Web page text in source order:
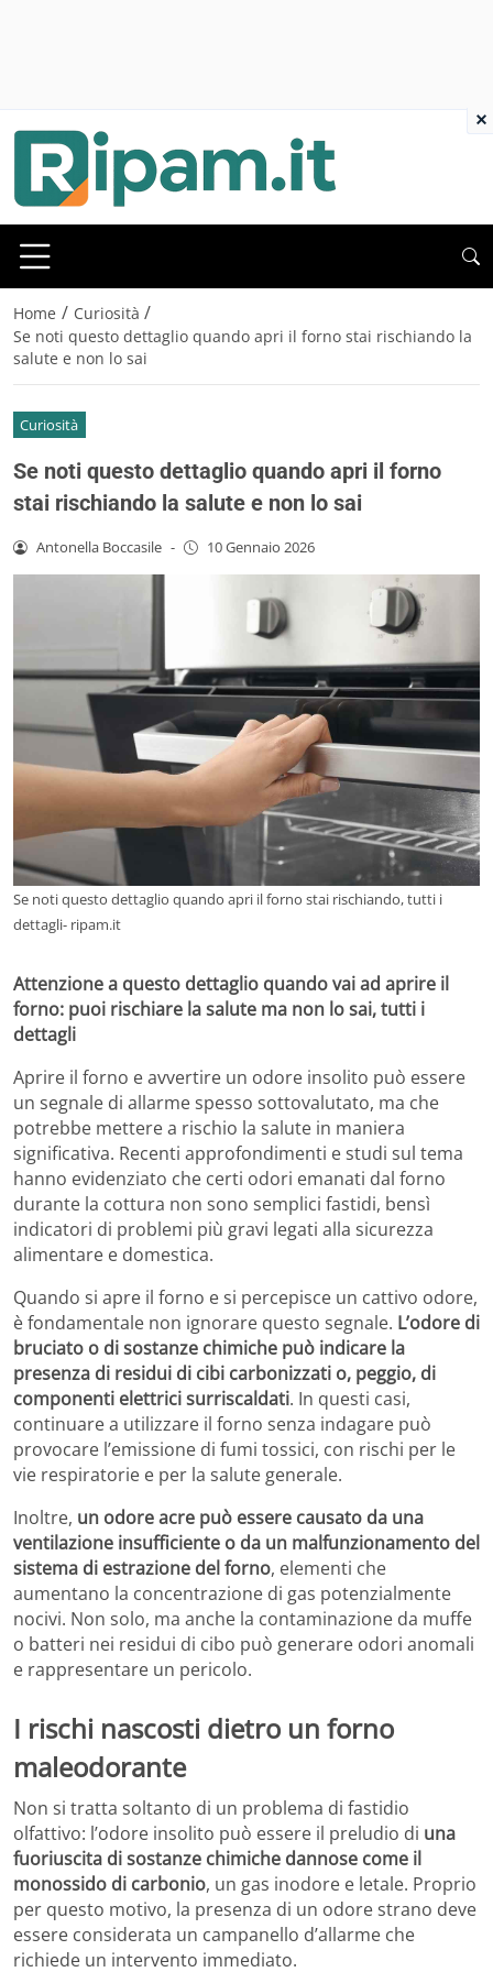
Home / Curiosità /
Se noti questo dettaglio quando apri il forno stai rischiando la
salute e non lo sai
Curiosità
Se noti questo dettaglio quando apri il forno
stai rischiando la salute e non lo sai
Antonella Boccasile - 10 Gennaio 2026
Se noti questo dettaglio quando apri il forno stai rischiando, tutti i
dettagli- ripam.it
Attenzione a questo dettaglio quando vai ad aprire il
forno: puoi rischiare la salute ma non lo sai, tutti i
dettagli
Aprire il forno e avvertire un odore insolito può essere
un segnale di allarme spesso sottovalutato, ma che
potrebbe mettere a rischio la salute in maniera
significativa. Recenti approfondimenti e studi sul tema
hanno evidenziato che certi odori emanati dal forno
durante la cottura non sono semplici fastidi, bensì
indicatori di problemi più gravi legati alla sicurezza
alimentare e domestica.
Quando si apre il forno e si percepisce un cattivo odore,
è fondamentale non ignorare questo segnale. L’odore di
bruciato o di sostanze chimiche può indicare la
presenza di residui di cibi carbonizzati o, peggio, di
componenti elettrici surriscaldati. In questi casi,
continuare a utilizzare il forno senza indagare può
provocare l’emissione di fumi tossici, con rischi per le
vie respiratorie e per la salute generale.
Inoltre, un odore acre può essere causato da una
ventilazione insufficiente o da un malfunzionamento del
sistema di estrazione del forno, elementi che
aumentano la concentrazione di gas potenzialmente
nocivi. Non solo, ma anche la contaminazione da muffe
o batteri nei residui di cibo può generare odori anomali
e rappresentare un pericolo.
I rischi nascosti dietro un forno
maleodorante
Non si tratta soltanto di un problema di fastidio
olfattivo: l’odore insolito può essere il preludio di una
fuoriuscita di sostanze chimiche dannose come il
monossido di carbonio, un gas inodore e letale. Proprio
per questo motivo, la presenza di un odore strano deve
essere considerata un campanello d’allarme che
richiede un intervento immediato.
×